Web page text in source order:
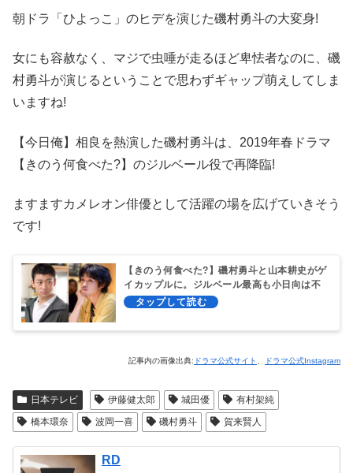
朝ドラ「ひよっこ」のヒデを演じた磯村勇斗の大変身!
女にも容赦なく、マジで虫唾が走るほど卑怯者なのに、磯
村勇斗が演じるということで思わずギャップ萌えしてしま
いますね!
【今日俺】相良を熱演した磯村勇斗は、2019年春ドラマ
【きのう何食べた?】のジルベール役で再降臨!
ますますカメレオン俳優として活躍の場を広げていきそう
です!
【きのう何食べた?】磯村勇斗と山本耕史がゲ
イカップルに。ジルベール最高も小日向は不
評?
記事内の画像出典: ドラマ公式サイト ドラマ公式Instagram
日本テレビ 伊藤健太郎 城田優
有村架純
橋本環奈
波岡一喜 磯村勇斗 賀来賢人
RD